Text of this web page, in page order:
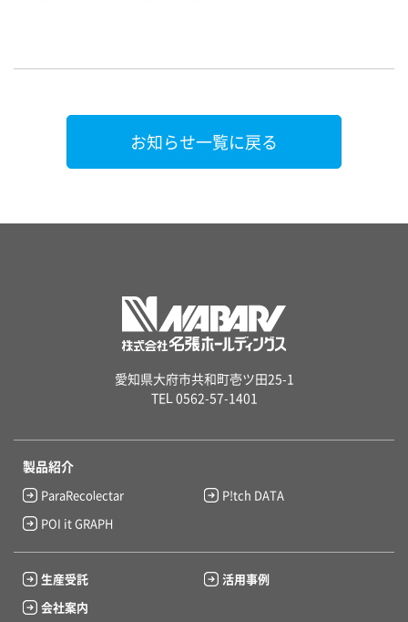
お知らせ一覧に戻る
愛知県大府市共和町壱ツ田25-1
TEL 0562-57-1401
製品紹介
ParaRecolectar
P!tch DATA
POI it GRAPH
生産受託 活用事例
会社案内